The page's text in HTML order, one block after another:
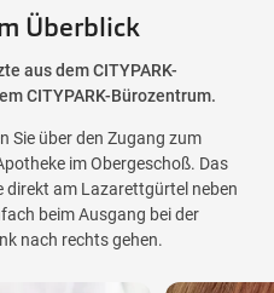
Überblick
aus dem CITYPARK-
CITYPARK-Bürozentrum.
Sie über den Zugang zum
im Obergeschoß. Das
direkt am Lazarettgürtel neben
beim Ausgang bei der
nach rechts gehen.